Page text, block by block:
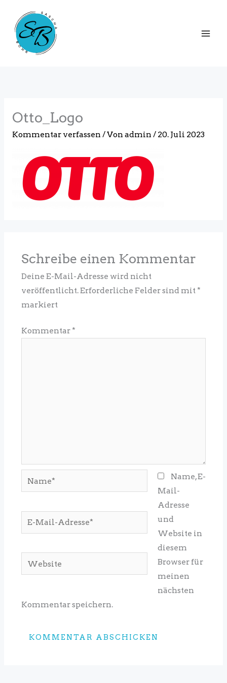
Inhalt
springen
Otto_Logo
Kommentar verfassen / Von admin / 20. Juli 2023
Schreibe einen Kommentar
Deine E-Mail-Adresse wird nicht
veröffentlicht.Erforderliche Felder sind mit *
markiert
Kommentar*
Name*
E-
Mail-
Website
Name, E-
Mail-
Adresse
und
Website in
diesem
Browser für
meinen
nächsten
Kommentar speichern.